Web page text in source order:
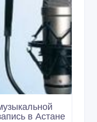
в Астане